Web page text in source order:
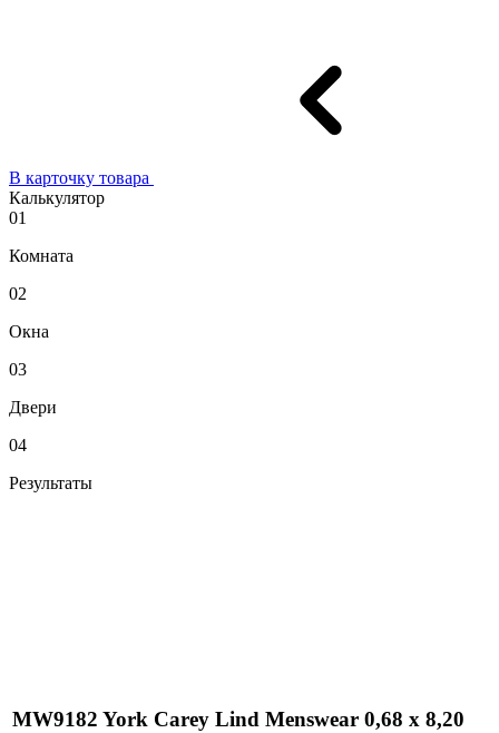
В карточку товара
Калькулятор
01
Комната
02
Окна
03
Двери
04
Результаты
MW9182 York Carey Lind Menswear 0,68 x 8,20